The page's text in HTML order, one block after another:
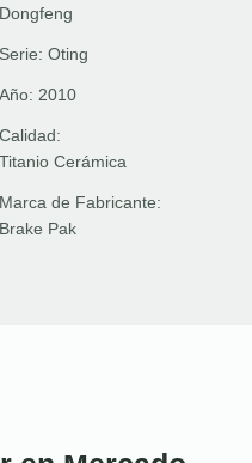
Dongfeng
Serie: Oting
Año: 2010
Calidad:
Titanio Cerámica
Marca de Fabricante:
Brake Pak